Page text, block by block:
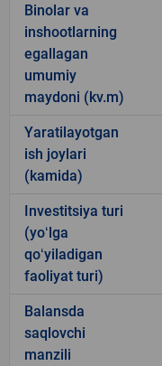
Binolar va
inshootlarning
egallagan
umumiy
maydoni (kv.m)
Yaratilayotgan
ish joylari
(kamida)
Investitsiya turi
(yoʻlga
qoʻyiladigan
faoliyat turi)
Balansda
saqlovchi
manzili